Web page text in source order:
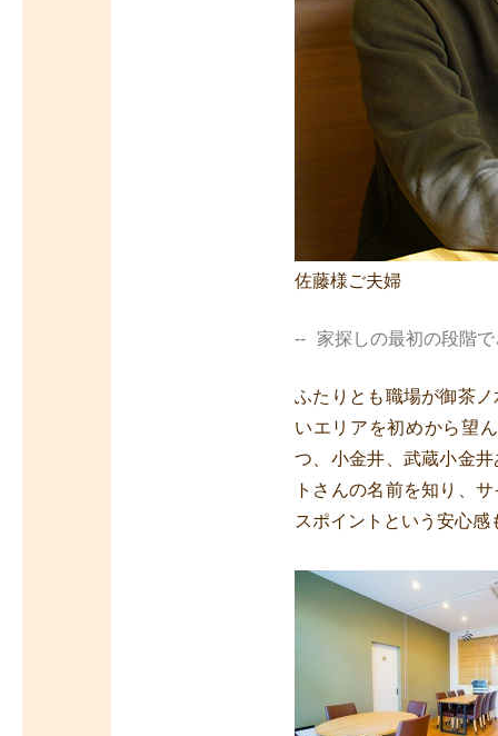
佐藤様ご夫婦
家探しの最初の段階
ふたりとも職場が御茶
いエリアを初めから望
つ、小金井、武蔵小金
トさんの名前を知り、
スポイントという安心